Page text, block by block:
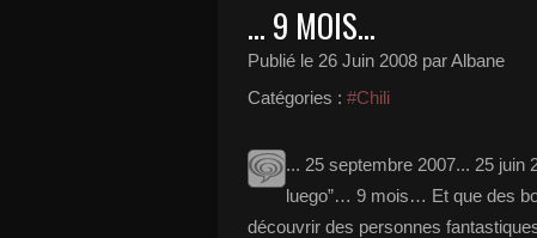
... 9 MOIS...
Publié le 26 Juin 2008 par Albane
Catégories : #Chili
... 25 septembre 2007... 25 juin
luego”… 9 mois… Et que des
découvrir des personnes